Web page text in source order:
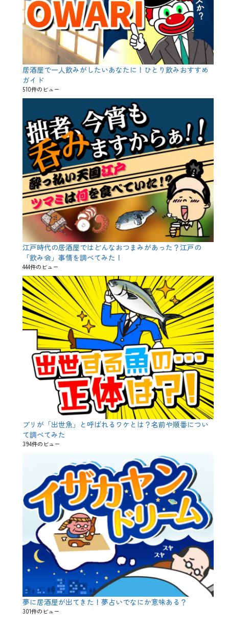
居酒屋で一人飲みがしたいあなたに！ひとり飲みおすすめ
ガイド
510件のビュー
江戸時代の居酒屋ではどんなおつまみがあった？江戸の
「飲み会」事情を調べてみた！
444件のビュー
ブリが「出世魚」と呼ばれるワケとは？名前や順番につい
て調べてみた
394件のビュー
夢に居酒屋が出てきた！夢占いでなにか意味ある？
301件のビュー